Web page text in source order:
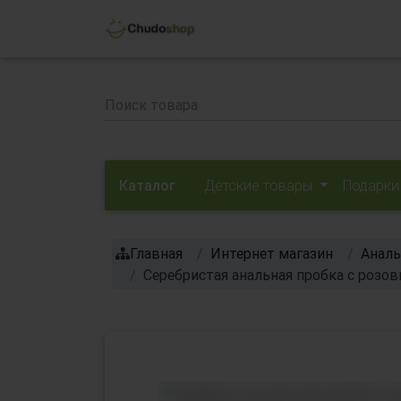
Каталог Детские товары Подарки
Главная Интернет магазин
Серебристая анальная пробка с